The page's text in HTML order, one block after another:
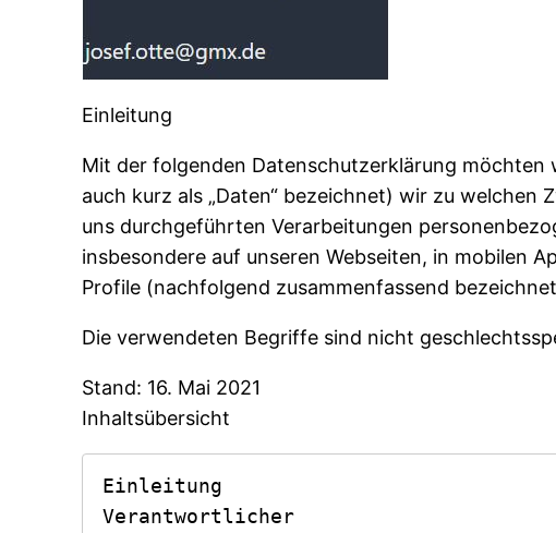
Einleitung
Mit der folgenden Datenschutzerklärung
auch kurz als „Daten“ bezeichnet) wir zu
uns durchgeführten Verarbeitungen
insbesondere auf unseren Webseiten, in mobilen
Profile (nachfolgend zusammenfassend
Die verwendeten Begriffe sind nicht
Stand: 16. Mai 2021
Inhaltsübersicht
Einleitung
Verantwortlicher